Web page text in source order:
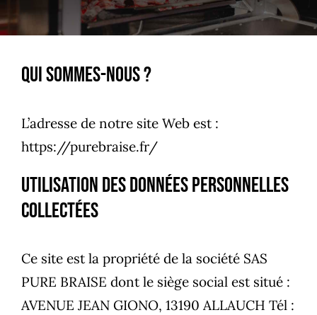
Cours de cuisine
Qui Sommes-Nous ?
L’adresse de notre site Web est :
https://purebraise.fr/
Utilisation Des Données Personnelles
Collectées
Ce site est la propriété de la société SAS
PURE BRAISE dont le siège social est situé :
AVENUE JEAN GIONO, 13190 ALLAUCH Tél :